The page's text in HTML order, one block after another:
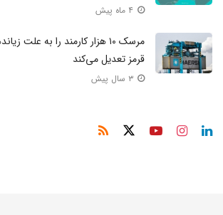
مرسک ۱۰ هزار کارمند را به
قرمز تعدیل می‌کند